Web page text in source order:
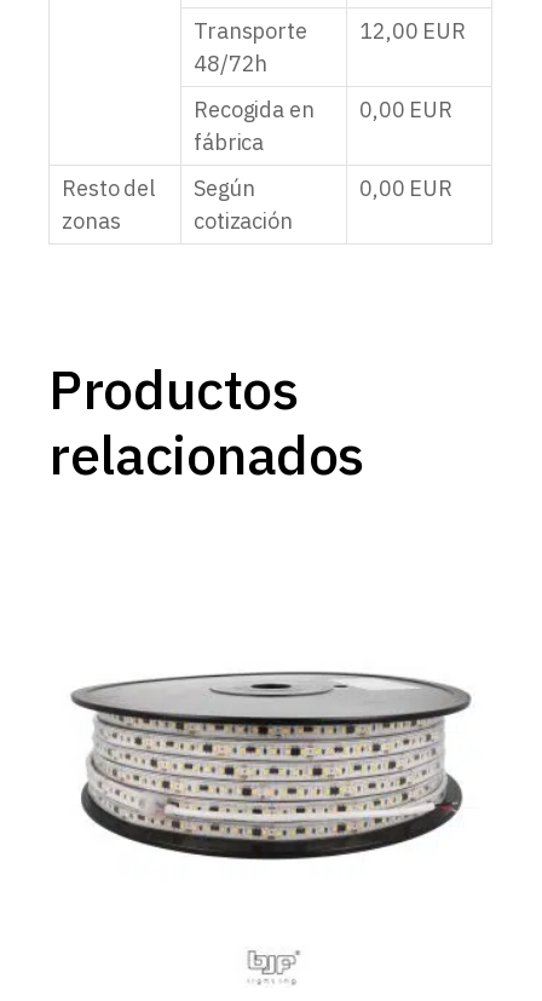
Transporte
48/72h
12,00 EUR
Recogida en
fábrica
0,00 EUR
Resto del
zonas
Según
cotización
0,00 EUR
Productos
relacionados